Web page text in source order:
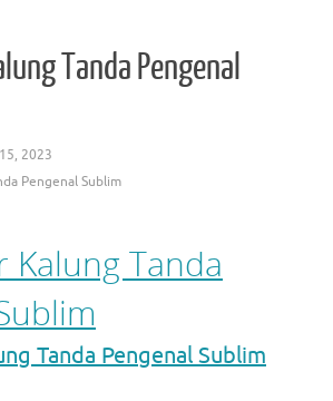
Tanda Pengenal
2023
Pengenal Sublim
Tanda
Tanda Pengenal Sublim